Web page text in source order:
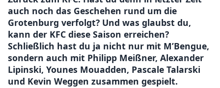
auch noch das Geschehen rund um die
Grotenburg verfolgt? Und was glaubst du,
kann der KFC diese Saison erreichen?
Schließlich hast du ja nicht nur mit M’Bengue,
sondern auch mit Philipp Meißner, Alexander
Lipinski, Younes Mouadden, Pascale Talarski
und Kevin Weggen zusammen gespielt.